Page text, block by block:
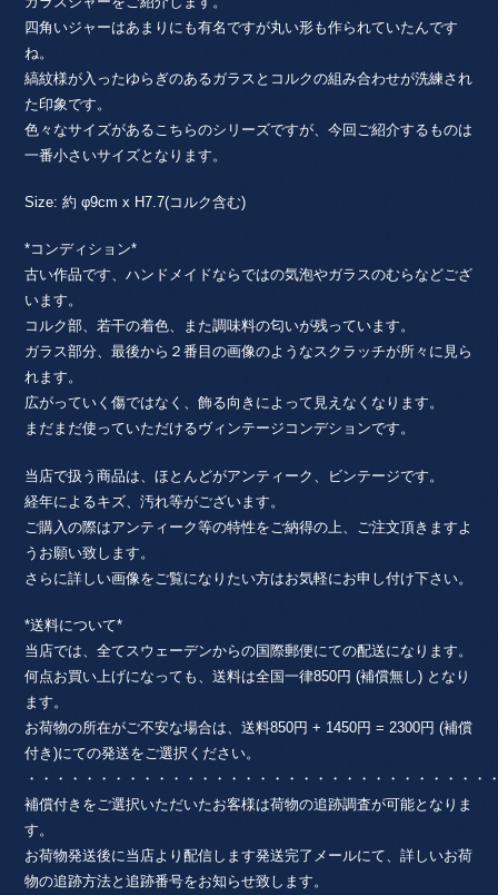
グ
ネ
ペ
ー
シ
ョ
ン
リ
/
Boda
社
No.2
個
四角いジャーはあまりにも有名ですが丸い形も作られていたんです
ね。
縞紋様が入ったゆらぎのあるガラスとコルクの組み合わせが洗練され
た印象です。
色々なサイズがあるこちらのシリーズですが、今回ご紹介するものは
一番小さいサイズとなります。
Size: 約 φ9cm x H7.7(コルク含む)
*コンディション*
古い作品です、ハンドメイドならではの気泡やガラスのむらなどござ
います。
コルク部、若干の着色、また調味料の匂いが残っています。
ガラス部分、最後から２番目の画像のようなスクラッチが所々に見ら
れます。
広がっていく傷ではなく、飾る向きによって見えなくなります。
まだまだ使っていただけるヴィンテージコンデションです。
当店で扱う商品は、ほとんどがアンティーク、ビンテージです。
経年によるキズ、汚れ等がございます。
ご購入の際はアンティーク等の特性をご納得の上、ご注文頂きますよ
うお願い致します。
さらに詳しい画像をご覧になりたい方はお気軽にお申し付け下さい。
*送料について*
当店では、全てスウェーデンからの国際郵便にての配送になります。
何点お買い上げになっても、送料は全国一律850円 (補償無し) となり
ます。
お荷物の所在がご不安な場合は、送料850円 + 1450円 = 2300円 (補償
付き)にての発送をご選択ください。
・・・・・・・・・・・・・・・・・・・・・・・・・・・・・・・
補償付きをご選択いただいたお客様は荷物の追跡調査が可能となりま
す。
お荷物発送後に当店より配信します発送完了メールにて、詳しいお荷
物の追跡方法と追跡番号をお知らせ致します。